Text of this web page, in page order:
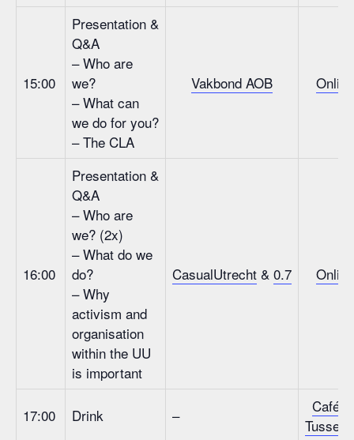
15:00
Presentation &
Q&A
– Who are
we?
– What can
we do for you?
– The CLA
Vakbond AOB Online
16:00
Presentation &
Q&A
– Who are
we? (2x)
– What do we
do?
– Why
activism and
organisation
within the UU
is important
CasualUtrecht & 0.7 Online
17:00 Drink –
Café